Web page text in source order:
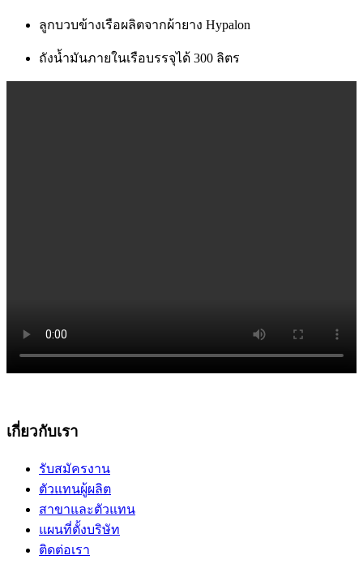
ลูกบวบข้างเรือผลิตจากผ้ายาง Hypalon
ถังน้ำมันภายในเรือบรรจุได้ 300 ลิตร
เกี่ยวกับเรา
รับสมัครงาน
ตัวแทนผู้ผลิต
สาขาและตัวแทน
แผนที่ตั้งบริษัท
ติดต่อเรา